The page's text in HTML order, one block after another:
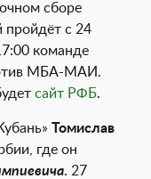
сборе
пройдёт с 24
команде
МБА-МАИ.
сайт РФБ.
Томислав
где он
. 27